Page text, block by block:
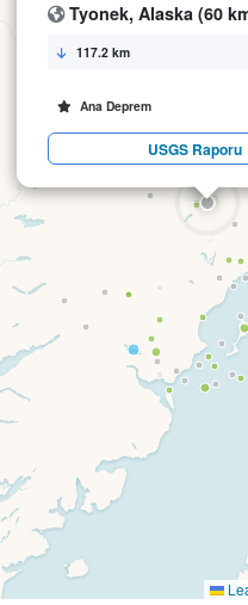
Tyonek, Alaska (60
117.2 km
Ana Deprem
USGS Raporu